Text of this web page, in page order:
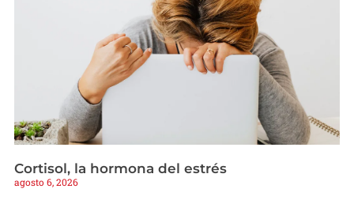
Cortisol, la hormona del estrés
agosto 6, 2026